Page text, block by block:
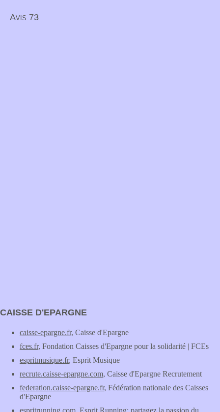
Avis 73
CAISSE D'EPARGNE
caisse-epargne.fr, Caisse d'Epargne
fces.fr, Fondation Caisses d'Epargne pour la solidarité | FCEs
espritmusique.fr, Esprit Musique
recrute.caisse-epargne.com, Caisse d'Epargne Recrutement
federation.caisse-epargne.fr, Fédération nationale des Caisses
d'Epargne
espritrunning.com, Esprit Running: partagez la passion du